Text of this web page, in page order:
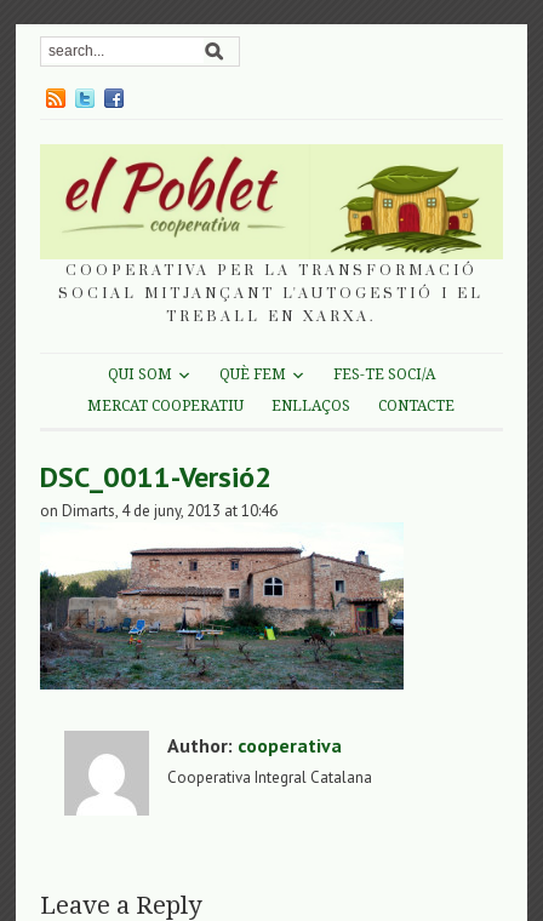
COOPERATIVA PER LA TRANSFORMACIÓ
SOCIAL MITJANÇANT L'AUTOGESTIÓ I EL
TREBALL EN XARXA.
QUI SOM QUÈ FEM
FES-TE SOCI/A
MERCAT COOPERATIU
ENLLAÇOS CONTACTE
DSC_0011-Versió2
on Dimarts, 4 de juny, 2013 at 10:46
Author: cooperativa
Cooperativa Integral Catalana
Leave a Reply